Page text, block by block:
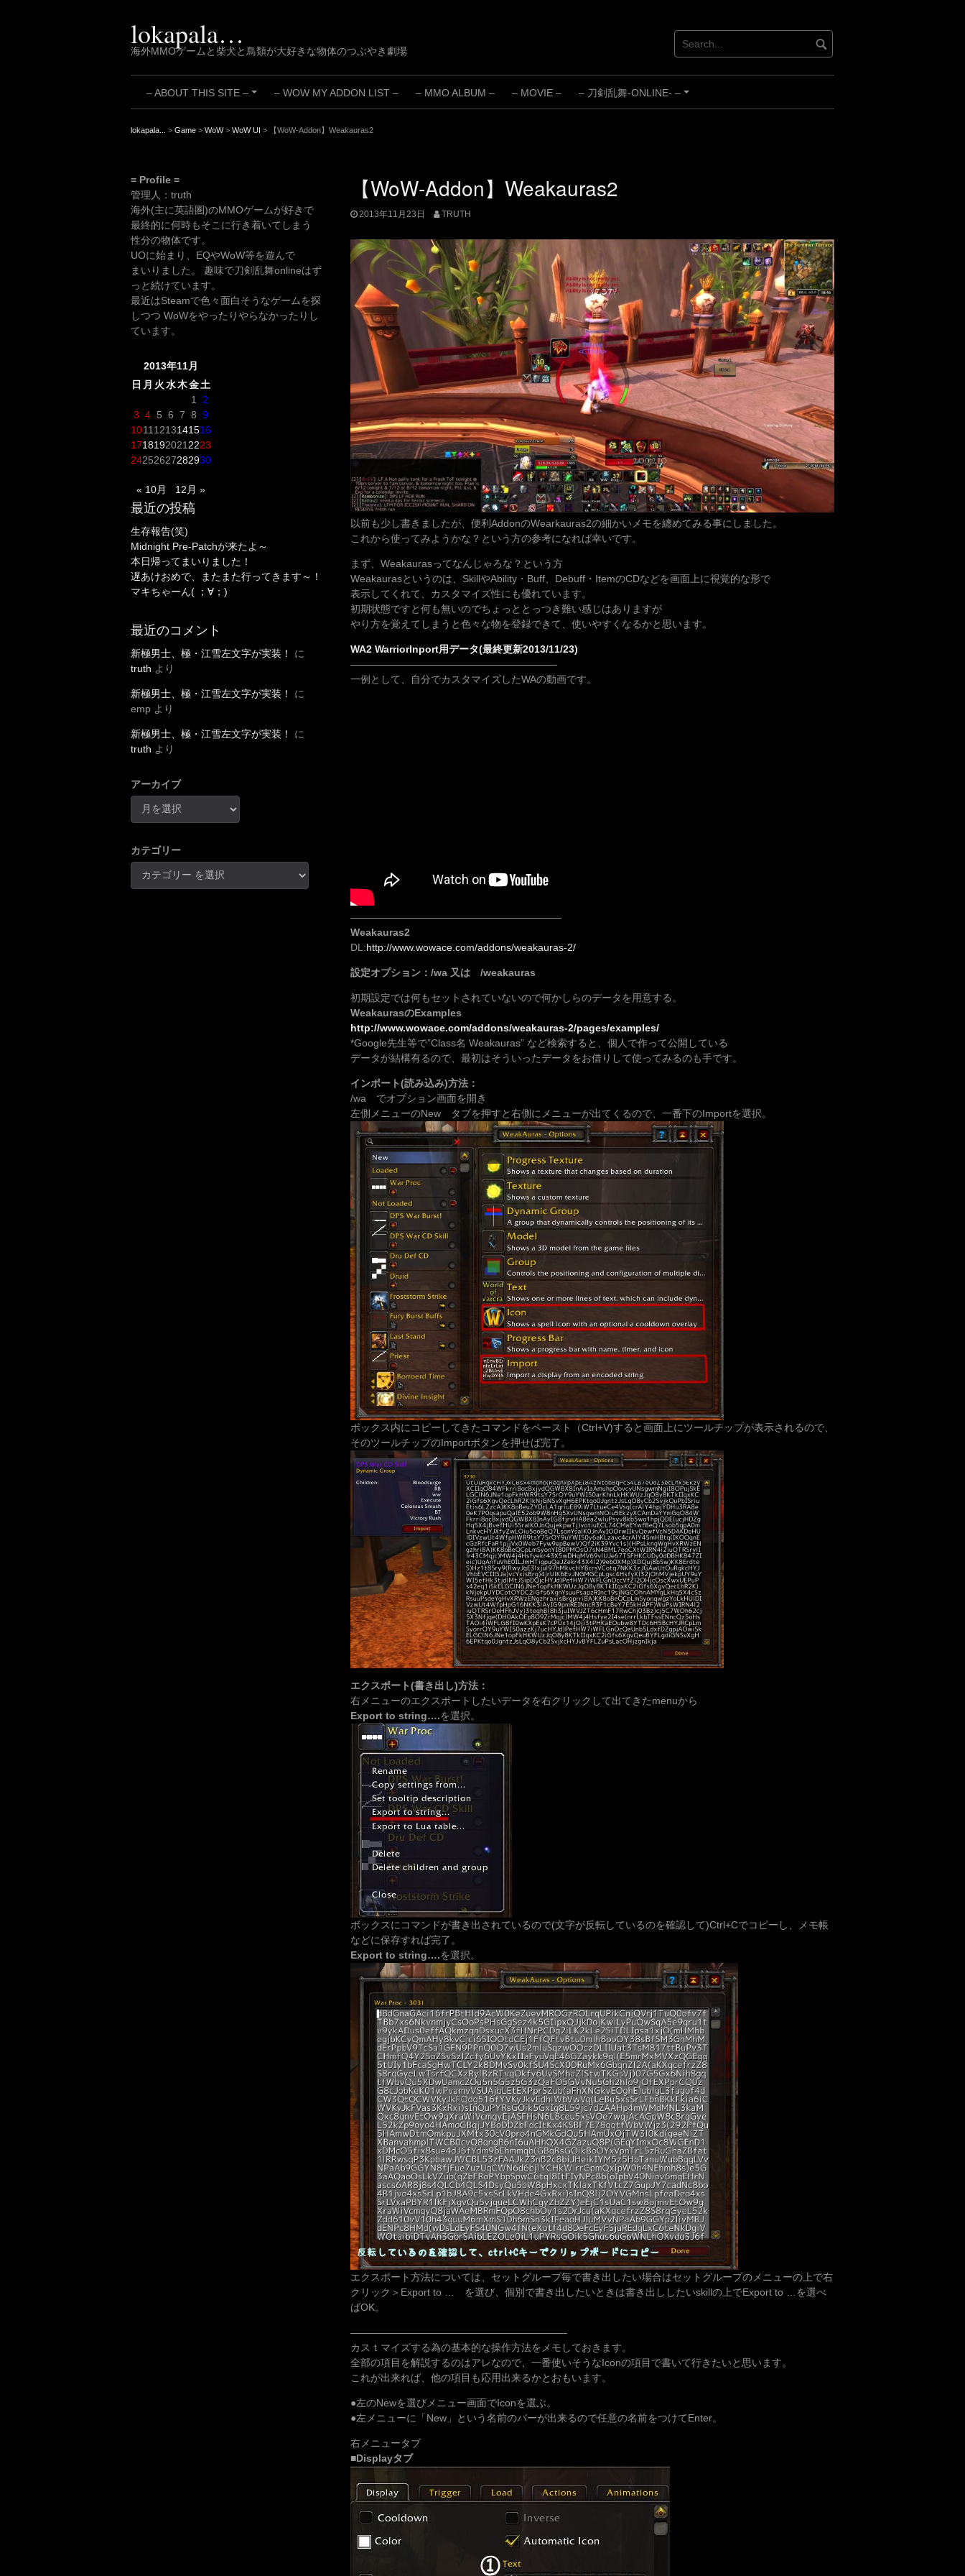
lokapala…
海外MMOゲームと柴犬と鳥類が大好きな物体のつぶやき劇場
+
– ABOUT THIS SITE – – WOW MY ADDON LIST – – MMO ALBUM – – MOVIE –
+
– 刀剣乱舞-ONLINE- –
lokapala... > Game > WoW> WoW UI > 【WoW-Addon】Weakauras2
【WoW-Addon】Weakauras2
2013年11月23日 TRUTH
以前も少し書きましたが、便利AddonのWearkauras2の細かいメモを纏めてみる事にしました。
これから使ってみようかな？という方の参考になれば幸いです。
まず、Weakaurasってなんじゃろな？という方
Weakaurasというのは、SkillやAbility・Buff、Debuff・ItemのCDなどを画面上に視覚的な形で
表示してくれて、カスタマイズ性にも優れています。
初期状態ですと何も無いのでちょっととっつき難い感じはありますが
やり方を覚えてしまうと色々な物を登録できて、使いやすくなるかと思います。
WA2 WarriorInport用データ(最終更新2013/11/23)
————————————————————–
一例として、自分でカスタマイズしたWAの動画です。
—————————————————————
Weakauras2
DL:http://www.wowace.com/addons/weakauras-2/
設定オプション：/wa 又は /weakauras
初期設定では何もセットされていないので何かしらのデータを用意する。
WeakaurasのExamples
http://www.wowace.com/addons/weakauras-2/pages/examples/
*Google先生等で”Class名 Weakauras” など検索すると、個人で作って公開している
データが結構有るので、最初はそういったデータをお借りして使ってみるのも手です。
インポート(読み込み)方法：
/wa でオプション画面を開き
左側メニューのNew タブを押すと右側にメニューが出てくるので、一番下のImportを選択。
ボックス内にコピーしてきたコマンドをペースト（Ctrl+V)すると画面上にツールチップが表示されるので、
そのツールチップのImportボタンを押せば完了。
エクスポート(書き出し)方法：
右メニューのエクスポートしたいデータを右クリックして出てきたmenuから
Export to string….を選択。
ボックスにコマンドが書き出されているので(文字が反転しているのを確認して)Ctrl+Cでコピーし、メモ帳
などに保存すれば完了。
Export to string….を選択。
エクスポート方法については、セットグループ毎で書き出したい場合はセットグループのメニューの上で右
クリック＞Export to … を選び、個別で書き出したいときは書き出ししたいskillの上でExport to …を選べ
ばOK。
—————————————————————–
カスｔマイズする為の基本的な操作方法をメモしておきます。
全部の項目を解説するのはアレなので、一番使いそうなIconの項目で書いて行きたいと思います。
これが出来れば、他の項目も応用出来るかとおもいます。
●左のNewを選びメニュー画面でIconを選ぶ。
●左メニューに「New」という名前のバーが出来るので任意の名前をつけてEnter。
右メニュータブ
■Displayタブ
= Profile =
管理人：truth
海外(主に英語圏)のMMOゲームが好きで
最終的に何時もそこに行き着いてしまう
性分の物体です。
UOに始まり、EQやWoW等を遊んで
まいりました。 趣味で刀剣乱舞onlineはず
っと続けています。
最近はSteamで色々面白そうなゲームを探
しつつ WoWをやったりやらなかったりし
ています。
2013年11月
日 月 火水木金土
1
2
3 4 5 6 7 8 9
1011 1213141516
1718192021 2223
24252627282930
« 10月 12月 »
最近の投稿
生存報告(笑)
Midnight Pre-Patchが来たよ～
本日帰ってまいりました！
遅あけおめで、またまた行ってきます～！
マキちゃーん( ；∀；)
最近のコメント
新極男士、極・江雪左文字が実装！
に
truth より
新極男士、極・江雪左文字が実装！
に
emp より
新極男士、極・江雪左文字が実装！
に
truth より
アーカイブ
カテゴリー